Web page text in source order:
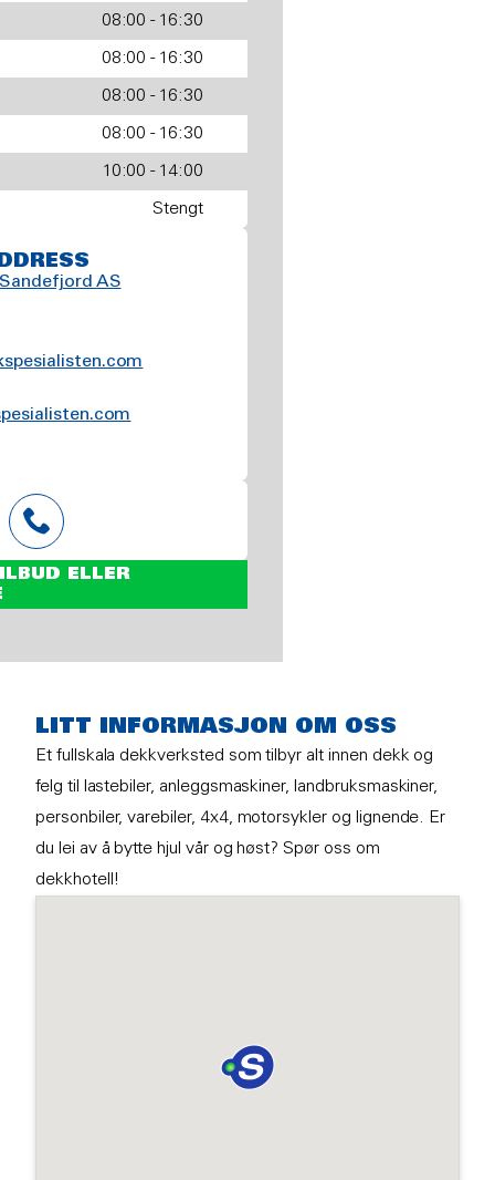
08:00 - 16:30
08:00 - 16:30
08:00 - 16:30
08:00 - 16:30
10:00 - 14:00
Stengt
AS
ELLER
LITT INFORMASJON OM OSS
Et fullskala dekkverksted som tilbyr alt innen dekk og
felg til lastebiler, anleggsmaskiner, landbruksmaskiner,
personbiler, varebiler, 4x4, motorsykler og lignende. Er
du lei av å bytte hjul vår og høst? Spør oss om
dekkhotell!